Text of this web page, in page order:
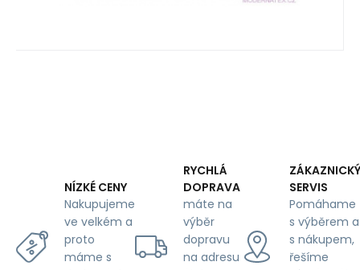
NÍZKÉ CENY
Nakupujeme
ve velkém a
proto
máme s
RYCHLÁ
DOPRAVA
máte na
výběr
dopravu
na adresu
ZÁKAZNICKÝ
SERVIS
Pomáhame
s výběrem a
s nákupem,
řešíme